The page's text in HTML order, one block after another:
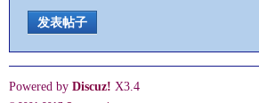
发表帖子
Powered by Discuz! X3.4